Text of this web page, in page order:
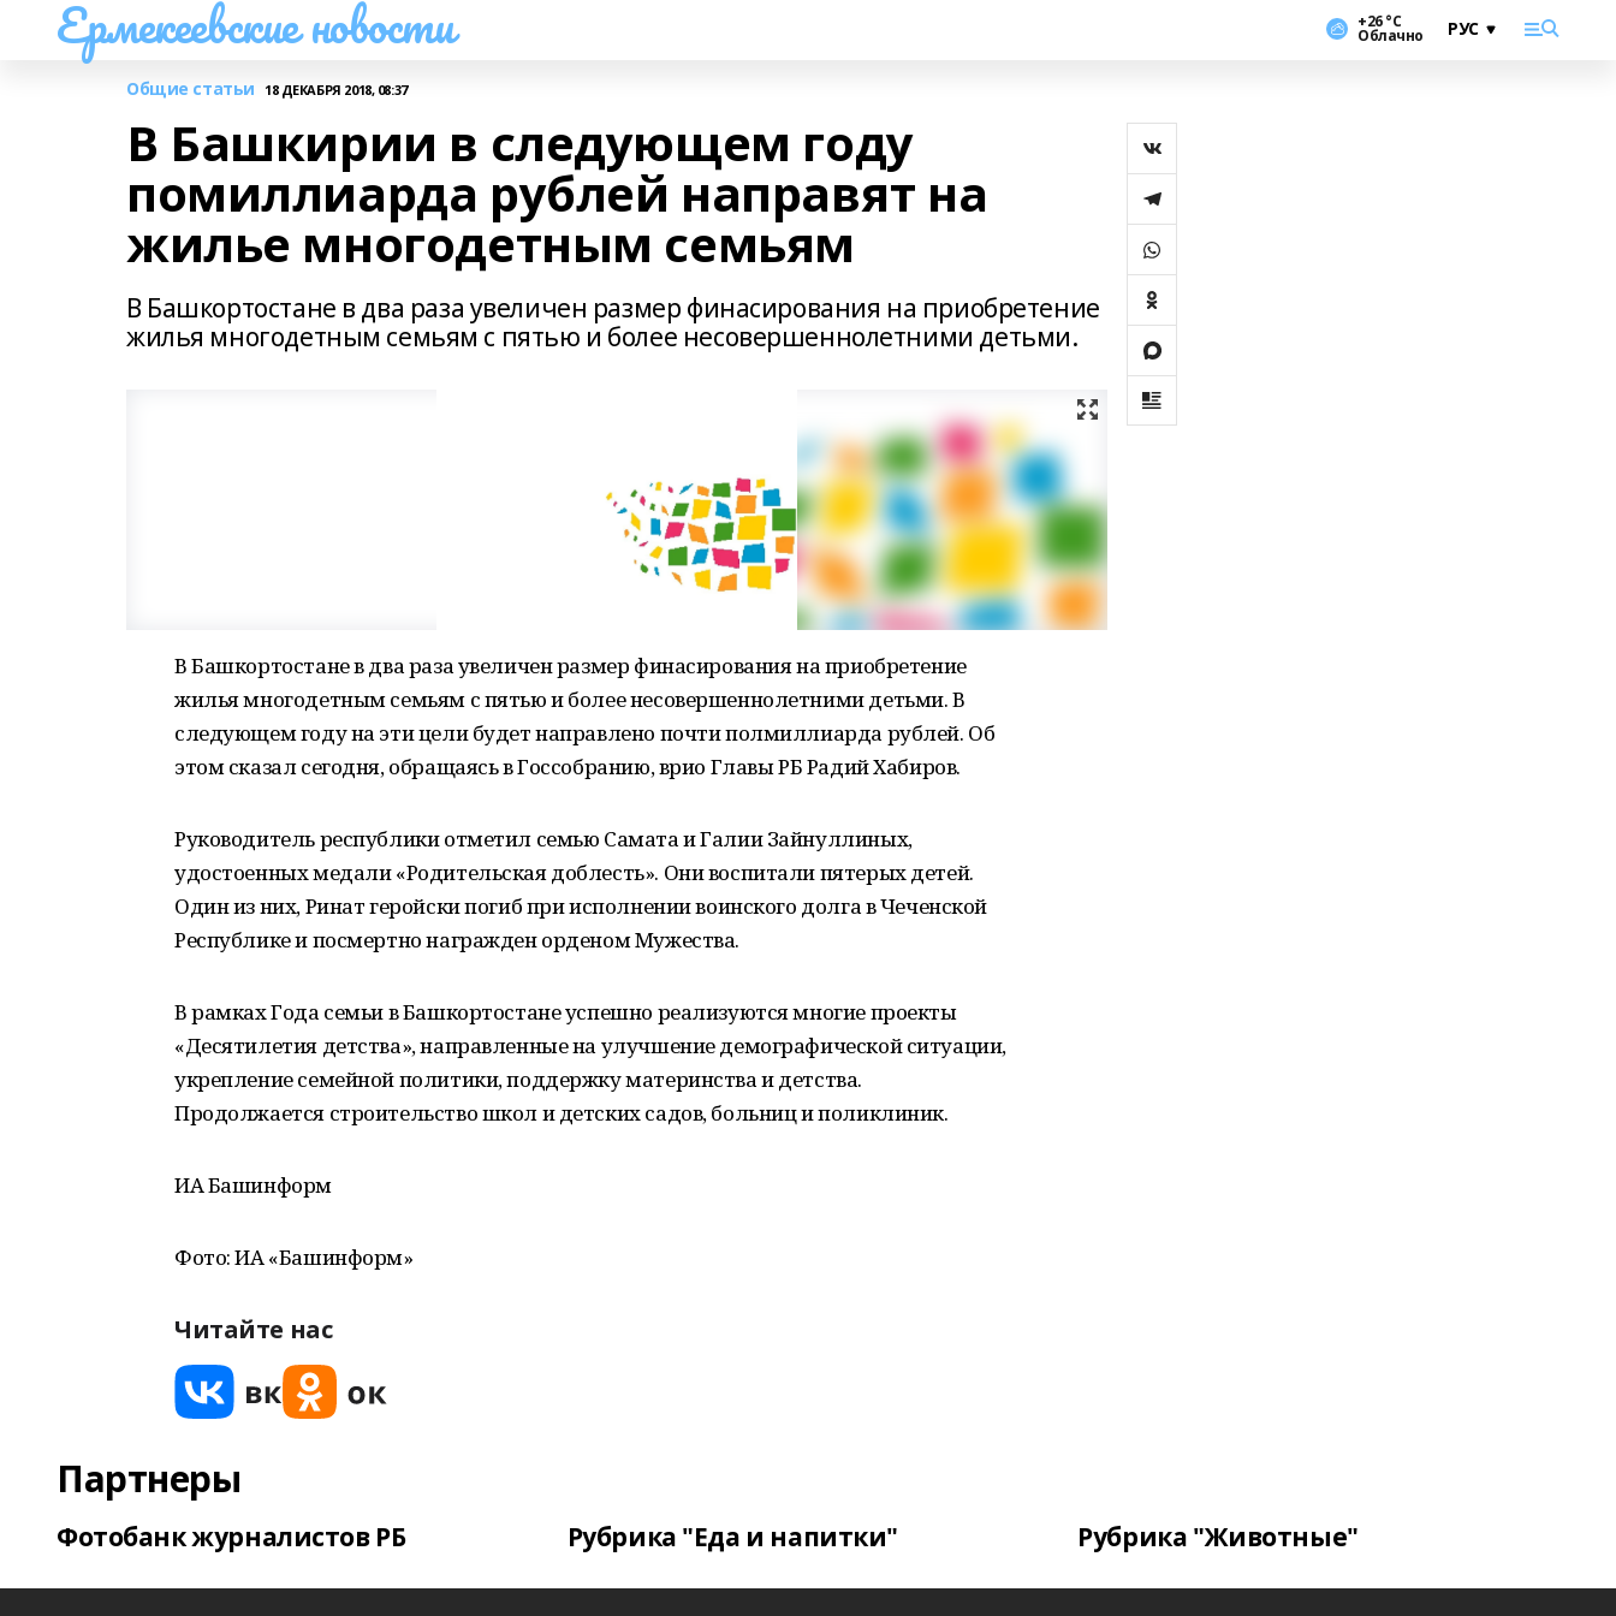
Ермекеевские новости +26 °С
Облачно
Общие статьи 18 ДЕКАБРЯ 2018, 08:37
В Башкирии в следующем году
помиллиарда рублей направят на
жилье многодетным семьям
В Башкортостане в два раза увеличен размер финасирования на приобретение
жилья многодетным семьям с пятью и более несовершеннолетними детьми.
В Башкортостане в два раза увеличен размер финасирования на приобретение
жилья многодетным семьям с пятью и более несовершеннолетними детьми. В
следующем году на эти цели будет направлено почти полмиллиарда рублей. Об
этом сказал сегодня, обращаясь в Госсобранию, врио Главы РБ Радий Хабиров.
Руководитель республики отметил семью Самата и Галии Зайнуллиных,
удостоенных медали «Родительская доблесть». Они воспитали пятерых детей.
Один из них, Ринат геройски погиб при исполнении воинского долга в Чеченской
Республике и посмертно награжден орденом Мужества.
В рамках Года семьи в Башкортостане успешно реализуются многие проекты
«Десятилетия детства», направленные на улучшение демографической ситуации,
укрепление семейной политики, поддержку материнства и детства.
Продолжается строительство школ и детских садов, больниц и поликлиник.
ИА Башинформ
Фото: ИА «Башинформ»
Читайте нас
Партнеры
Фотобанк журналистов РБ Рубрика "Еда и напитки" Рубрика "Животные"